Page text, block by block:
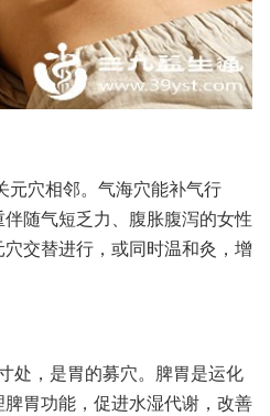
元穴相邻。气海穴能补气行
随气短乏力、腹胀腹泻的女性
交替进行，或同时温和灸，增
处，是胃的募穴。脾胃是运化
胃功能，促进水湿代谢，改善